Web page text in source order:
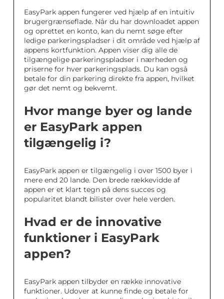
EasyPark appen fungerer ved hjælp af en intuitiv
brugergrænseflade. Når du har downloadet appen
og oprettet en konto, kan du nemt søge efter
ledige parkeringspladser i dit område ved hjælp af
appens kortfunktion. Appen viser dig alle de
tilgængelige parkeringspladser i nærheden og
priserne for hver parkeringsplads. Du kan også
betale for din parkering direkte fra appen, hvilket
gør det nemt og bekvemt.
Hvor mange byer og lande
er EasyPark appen
tilgængelig i?
EasyPark appen er tilgængelig i over 1500 byer i
mere end 20 lande. Den brede rækkevidde af
appen er et klart tegn på dens succes og
popularitet blandt bilister over hele verden.
Hvad er de innovative
funktioner i EasyPark
appen?
EasyPark appen tilbyder en række innovative
funktioner. Udover at kunne finde og betale for